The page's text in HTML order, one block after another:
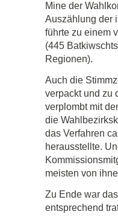
Mine der
Auszählung der
führte zu einem
(445
Regionen).
Auch die
verpackt und zu
verplombt mit
die
das Verfahren
herausstellte.
meisten von
Zu Ende war
entsprechend